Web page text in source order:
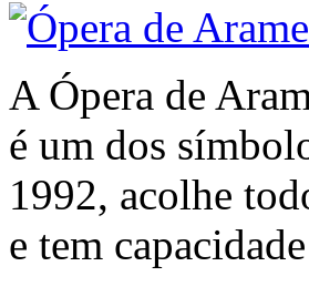
A Ópera de
é um dos
1992, acolhe
e tem